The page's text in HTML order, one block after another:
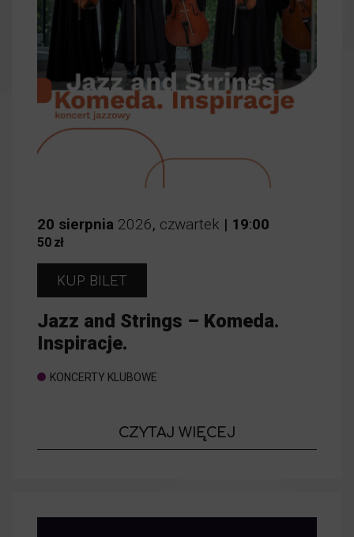
20 sierpnia 2026, czwartek | 19:00
50 zł
KUP BILET
Jazz and Strings – Komeda.
Inspiracje.
KONCERTY KLUBOWE
CZYTAJ WIĘCEJ
Jazz and